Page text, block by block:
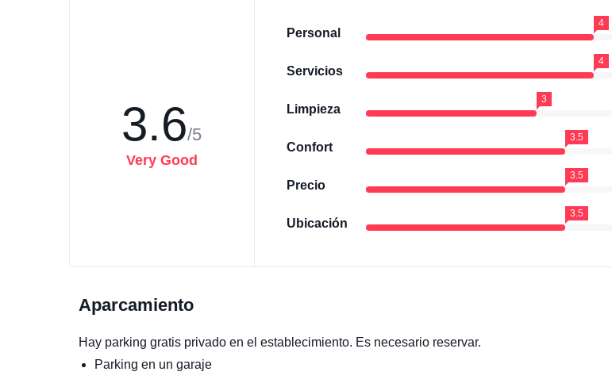
3.6/5
Very Good
Personal
4
Servicios
4
Limpieza
3
Confort
3.5
Precio
3.5
Ubicación
3.5
Aparcamiento
Hay parking gratis privado en el establecimiento. Es necesario reservar.
Parking en un garaje